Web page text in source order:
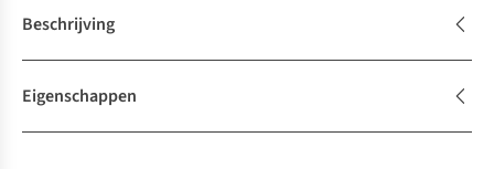
Beschrijving
Eigenschappen